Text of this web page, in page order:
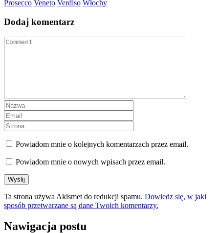
Prosecco Veneto Verdiso Włochy
Dodaj komentarz
Powiadom mnie o kolejnych komentarzach przez email.
Powiadom mnie o nowych wpisach przez email.
Ta strona używa Akismet do redukcji spamu. Dowiedz się, w jaki
sposób przetwarzane są dane Twoich komentarzy.
Nawigacja postu